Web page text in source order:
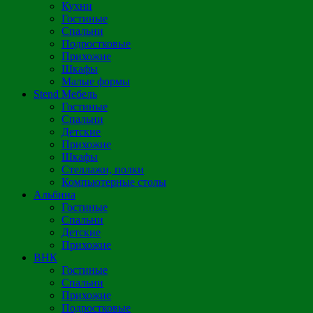
Кухни
Гостиные
Спальни
Подростковые
Прихожие
Шкафы
Малые формы
Stend Мебель
Гостиные
Спальни
Детские
Прихожие
Шкафы
Стеллажи, полки
Компьютерные столы
Альбина
Гостиные
Спальни
Детские
Прихожие
ВНК
Гостиные
Спальни
Прихожие
Подростковые